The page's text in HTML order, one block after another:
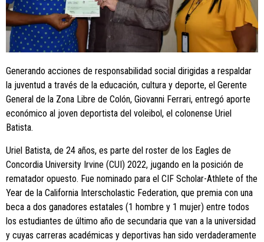
Generando acciones de responsabilidad social dirigidas a respaldar
la juventud a través de la educación, cultura y deporte, el Gerente
General de la Zona Libre de Colón, Giovanni Ferrari, entregó aporte
económico al joven deportista del voleibol, el colonense Uriel
Batista.
Uriel Batista, de 24 años, es parte del roster de los Eagles de
Concordia University Irvine (CUI) 2022, jugando en la posición de
rematador opuesto. Fue nominado para el CIF Scholar-Athlete of the
Year de la California Interscholastic Federation, que premia con una
beca a dos ganadores estatales (1 hombre y 1 mujer) entre todos
los estudiantes de último año de secundaria que van a la universidad
y cuyas carreras académicas y deportivas han sido verdaderamente